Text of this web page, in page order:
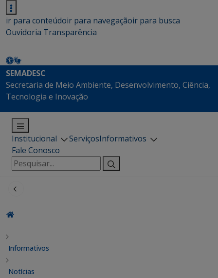
ir para conteúdoir para navegaçãoir para busca
Ouvidoria Transparência
SEMADESC
Secretaria de Meio Ambiente, Desenvolvimento, Ciência,
Tecnologia e Inovação
Institucional ServiçosInformativos
Fale Conosco
Pesquisar
por:
Informativos
Notícias